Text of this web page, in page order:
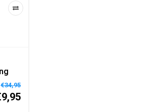
€34,95